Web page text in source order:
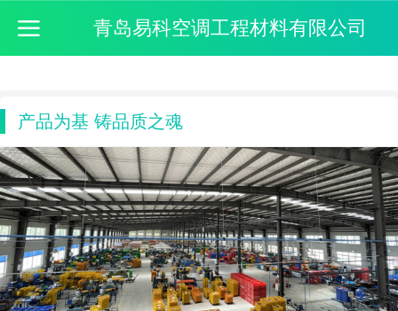
青岛易科空调工程材料有限公司
产品为基 铸品质之魂